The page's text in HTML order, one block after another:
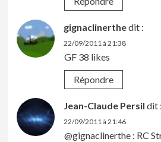
gignaclinerthedit :
22/09/2011 à 21:38
GF 38 likes
Répondre
Jean-Claude Persil dit :
22/09/2011 à 21:46
@gignaclinerthe : RC